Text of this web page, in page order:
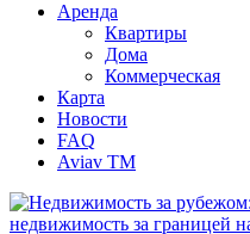
Аренда
Квартиры
Дома
Коммерческая
Карта
Новости
FAQ
Aviav TM